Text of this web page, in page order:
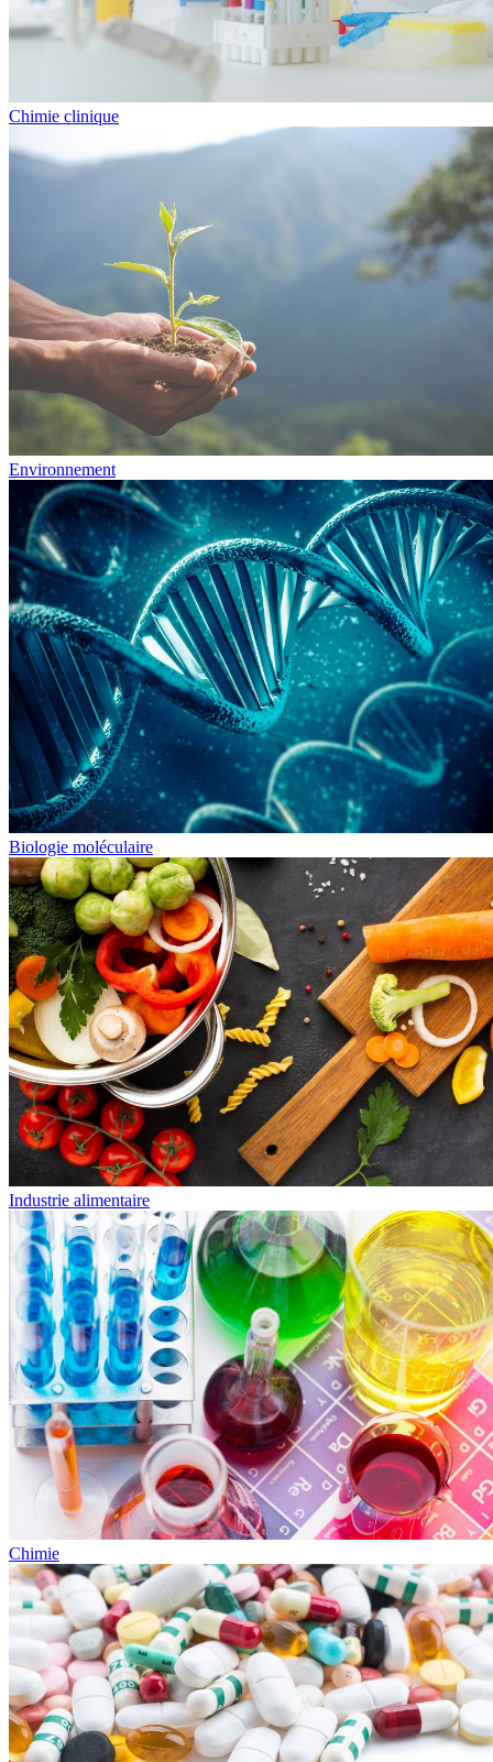
Chimie clinique
Environnement
Biologie moléculaire
Industrie alimentaire
Chimie